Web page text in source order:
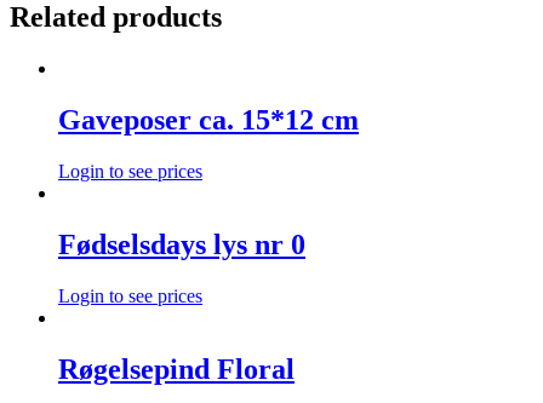
Related products
Gaveposer ca. 15*12 cm
Login to see prices
Fødselsdays lys nr 0
Login to see prices
Røgelsepind Floral